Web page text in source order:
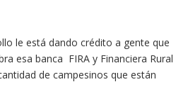
le está dando crédito a gente que
esa banca FIRA y Financiera Rural
de campesinos que están